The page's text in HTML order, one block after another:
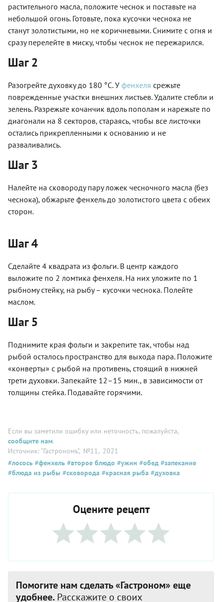
растительного масла, положите чеснок и поставьте на
небольшой огонь. Готовьте, пока кусочки чеснока не
станут золотистыми, но не коричневыми. Снимите с огня и
сразу перелейте в миску, чтобы чеснок не пережарился.
Шаг 2
Разогрейте духовку до 180 °С. У фенхеля срежьте
поврежденные участки внешних листьев. Удалите стебли и
зелень. Разрежьте кочанчик вдоль пополам и нарежьте по
диагонали на 8 секторов, стараясь, чтобы все листочки
остались прикрепленными к основанию и не
разваливались.
Шаг 3
Налейте на сковороду пару ложек чесночного масла (без
чеснока), обжарьте фенхель до золотистого цвета с обеих
сторон.
Шаг 4
Сделайте 4 квадрата из фольги. В центр каждого
выложите по 2 ломтика фенхеля. На них уложите по 1
рыбному стейку, на рыбу – кусочки чеснока. Полейте
маслом.
Шаг 5
Поднимите края фольги и закрепите так, чтобы над
рыбой осталось пространство для выхода пара. Положите
«конверты» с рыбой на противень, стоящий в нижней
трети духовки. Запекайте 12–15 мин., в зависимости от
толщины стейка. Подавайте горячими.
Если вы заметили ошибку или неточность, пожалуйста,
сообщите нам.
Источник: "Гастрономъ", №11 , 2021
#лосось #фенхель #второе блюдо #ужин #обед #запекание
#блюда из рыбы #сковорода #красная рыба #духовка
Оцените рецепт
Помогите нам сделать «Гастроном» еще
удобнее. Расскажите о своих